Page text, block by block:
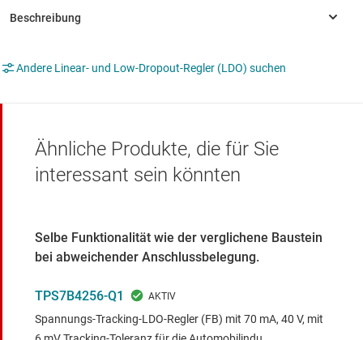
Andere Linear- und Low-Dropout-Regler (LDO) suchen
Ähnliche Produkte, die für Sie
interessant sein könnten
Selbe Funktionalität wie der verglichene Baustein
bei abweichender Anschlussbelegung.
TPS7B4256-Q1
Spannungs-Tracking-LDO-Regler (FB) mit 70 mA, 40 V, mit